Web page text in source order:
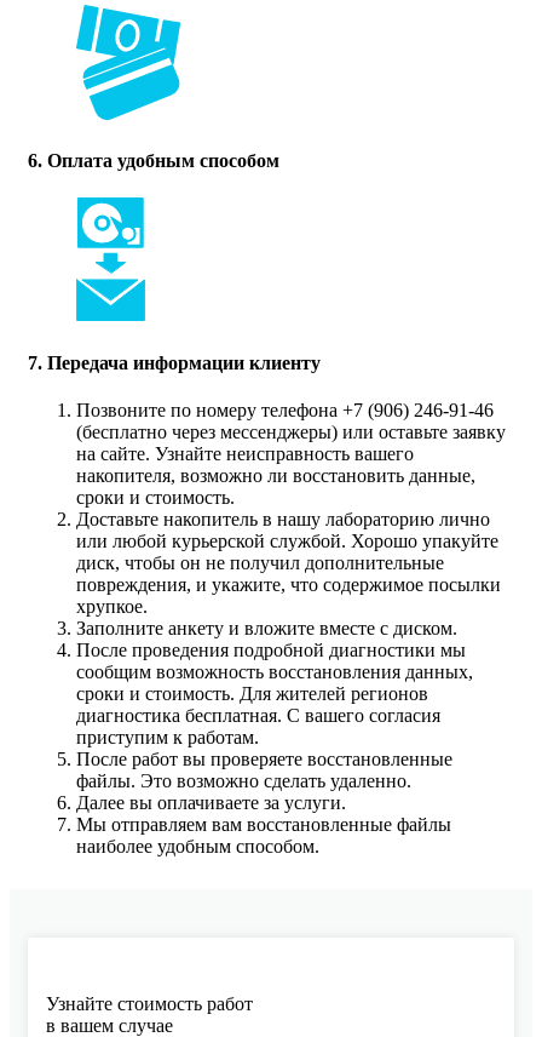
6. Оплата удобным способом
7. Передача информации клиенту
Позвоните по номеру телефона +7 (906) 246-91-46
(бесплатно через мессенджеры) или оставьте заявку
на сайте. Узнайте неисправность вашего
накопителя, возможно ли восстановить данные,
сроки и стоимость.
Доставьте накопитель в нашу лабораторию лично
или любой курьерской службой. Хорошо упакуйте
диск, чтобы он не получил дополнительные
повреждения, и укажите, что содержимое посылки
хрупкое.
Заполните анкету и вложите вместе с диском.
После проведения подробной диагностики мы
сообщим возможность восстановления данных,
сроки и стоимость. Для жителей регионов
диагностика бесплатная. С вашего согласия
приступим к работам.
После работ вы проверяете восстановленные
файлы. Это возможно сделать удаленно.
Далее вы оплачиваете за услуги.
Мы отправляем вам восстановленные файлы
наиболее удобным способом.
Узнайте стоимость работ
в вашем случае